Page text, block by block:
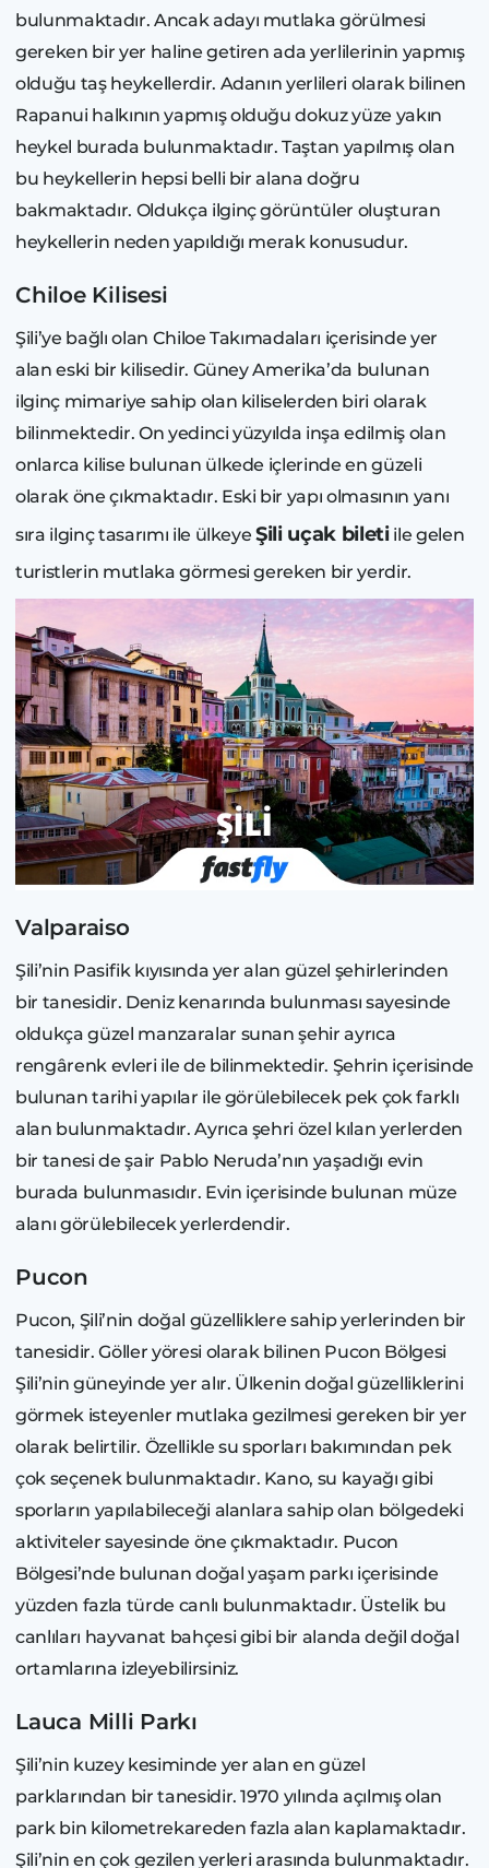
bulunmaktadır. Ancak adayı mutlaka görülmesi
gereken bir yer haline getiren ada yerlilerinin yapmış
olduğu taş heykellerdir. Adanın yerlileri olarak bilinen
Rapanui halkının yapmış olduğu dokuz yüze yakın
heykel burada bulunmaktadır. Taştan yapılmış olan
bu heykellerin hepsi belli bir alana doğru
bakmaktadır. Oldukça ilginç görüntüler oluşturan
heykellerin neden yapıldığı merak konusudur.
Chiloe Kilisesi
Şili’ye bağlı olan Chiloe Takımadaları içerisinde yer
alan eski bir kilisedir. Güney Amerika’da bulunan
ilginç mimariye sahip olan kiliselerden biri olarak
bilinmektedir. On yedinci yüzyılda inşa edilmiş olan
onlarca kilise bulunan ülkede içlerinde en güzeli
olarak öne çıkmaktadır. Eski bir yapı olmasının yanı
sıra ilginç tasarımı ile ülkeyeŞili uçak biletiile gelen
turistlerin mutlaka görmesi gereken bir yerdir.
Valparaiso
Şili’nin Pasifik kıyısında yer alan güzel şehirlerinden
bir tanesidir. Deniz kenarında bulunması sayesinde
oldukça güzel manzaralar sunan şehir ayrıca
rengârenk evleri ile de bilinmektedir. Şehrin içerisinde
bulunan tarihi yapılar ile görülebilecek pek çok farklı
alan bulunmaktadır. Ayrıca şehri özel kılan yerlerden
bir tanesi de şair Pablo Neruda’nın yaşadığı evin
burada bulunmasıdır. Evin içerisinde bulunan müze
alanı görülebilecek yerlerdendir.
Pucon
Pucon, Şili’nin doğal güzelliklere sahip yerlerinden bir
tanesidir. Göller yöresi olarak bilinen Pucon Bölgesi
Şili’nin güneyinde yer alır. Ülkenin doğal güzelliklerini
görmek isteyenler mutlaka gezilmesi gereken bir yer
olarak belirtilir. Özellikle su sporları bakımından pek
çok seçenek bulunmaktadır. Kano, su kayağı gibi
sporların yapılabileceği alanlara sahip olan bölgedeki
aktiviteler sayesinde öne çıkmaktadır. Pucon
Bölgesi’nde bulunan doğal yaşam parkı içerisinde
yüzden fazla türde canlı bulunmaktadır. Üstelik bu
canlıları hayvanat bahçesi gibi bir alanda değil doğal
ortamlarına izleyebilirsiniz.
Lauca Milli Parkı
Şili’nin kuzey kesiminde yer alan en güzel
parklarından bir tanesidir. 1970 yılında açılmış olan
park bin kilometrekareden fazla alan kaplamaktadır.
Şili’nin en çok gezilen yerleri arasında bulunmaktadır.